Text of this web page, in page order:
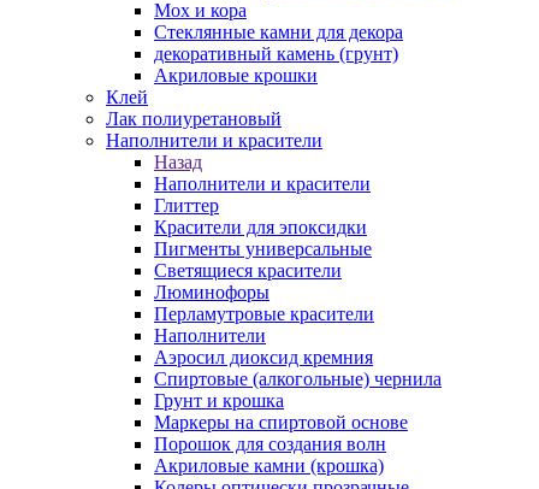
Мох и кора
Стеклянные камни для декора
декоративный камень (грунт)
Акриловые крошки
Клей
Лак полиуретановый
Наполнители и красители
Назад
Наполнители и красители
Глиттер
Красители для эпоксидки
Пигменты универсальные
Светящиеся красители
Люминофоры
Перламутровые красители
Наполнители
Аэросил диоксид кремния
Спиртовые (алкогольные) чернила
Грунт и крошка
Маркеры на спиртовой основе
Порошок для создания волн
Акриловые камни (крошка)